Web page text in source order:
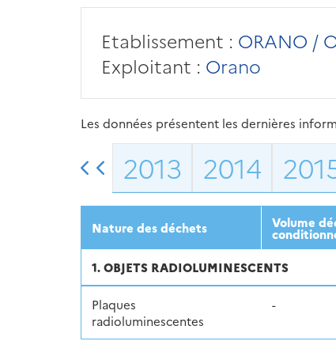
Etablissement : ORANO /
Exploitant : Orano
Les données présentent les dernières
2013 2014
Nature des déchets Volume
1. OBJETS RADIOLUMINESCENTS
Plaques
radioluminescentes
-